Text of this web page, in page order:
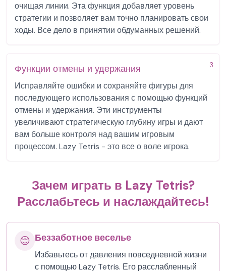
очищая линии. Эта функция добавляет уровень
стратегии и позволяет вам точно планировать свои
ходы. Все дело в принятии обдуманных решений.
3
Функции отмены и удержания
Исправляйте ошибки и сохраняйте фигуры для
последующего использования с помощью функций
отмены и удержания. Эти инструменты
увеличивают стратегическую глубину игры и дают
вам больше контроля над вашим игровым
процессом. Lazy Tetris - это все о воле игрока.
Зачем играть в Lazy Tetris?
Расслабьтесь и наслаждайтесь!
😌 Беззаботное веселье
Избавьтесь от давления повседневной жизни
с помощью Lazy Tetris. Его расслабленный